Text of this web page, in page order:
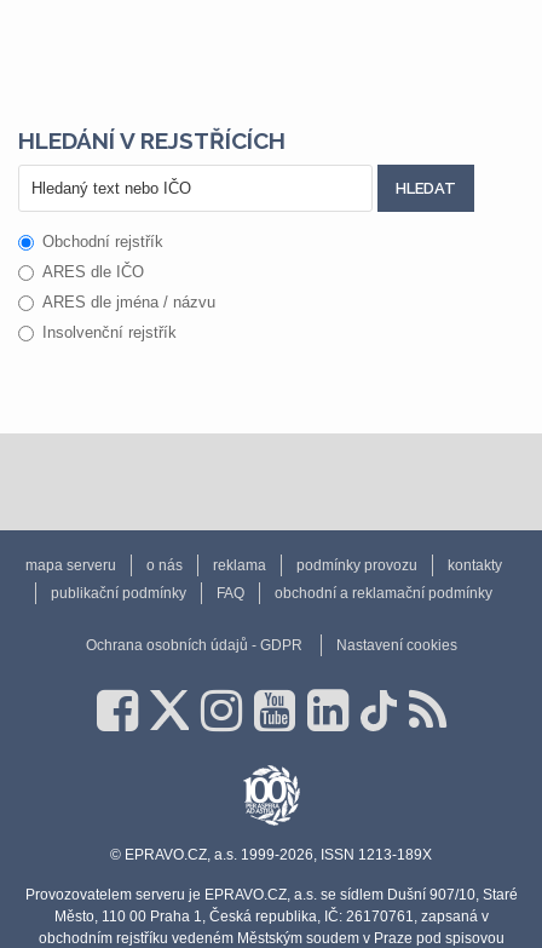
HLEDÁNÍ V REJSTŘÍCÍCH
Obchodní rejstřík
ARES dle IČO
ARES dle jména / názvu
Insolvenční rejstřík
mapa serveru o nás reklama podmínky provozu
kontakty
publikační podmínky
FAQ obchodní a reklamační podmínky
Ochrana osobních údajů - GDPR Nastavení cookies
© EPRAVO.CZ, a.s. 1999-2026, ISSN 1213-189X
Provozovatelem serveru je EPRAVO.CZ, a.s. se sídlem Dušní 907/10, Staré
Město, 110 00 Praha 1, Česká republika, IČ: 26170761, zapsaná v
obchodním rejstříku vedeném Městským soudem v Praze pod spisovou